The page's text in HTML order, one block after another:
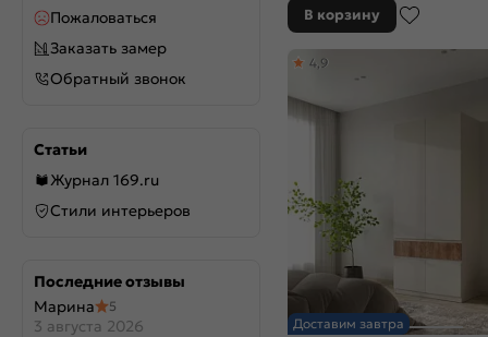
Пожаловаться
Заказать замер
Обратный звонок
Статьи
Журнал 169.ru
Стили интерьеров
Последние отзывы
Марина
5
3 августа 2026
В корзину
Доставим завтра
4,9